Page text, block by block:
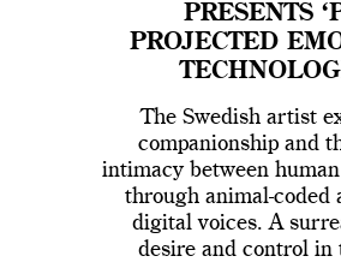
PRESENTS
PROJECTED
The Swedish artist
companionship and
intimacy between
through animal-coded
digital voices. A
desire and control in